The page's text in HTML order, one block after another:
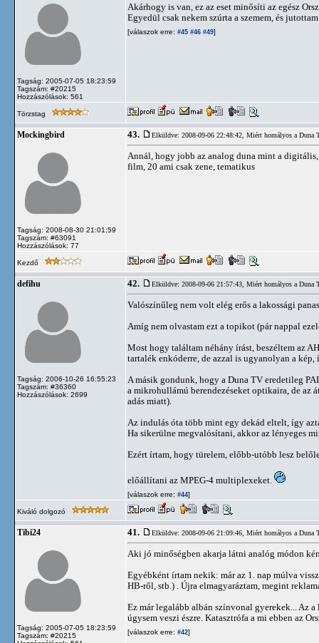
Tagság: 2005-07-05 18:23:59
Tagszám: #20215
Hozzászólások: 561
Akárhogy is van, ez az eset minősíti az egész
Egyedül csak nekem szúrta a szemem, és
[válaszok erre: #45 #46 #49]
Törzstag
Mockingbird
Tagság: 2008-08-30 21:01:59
Tagszám: #63091
Hozzászólások: 77
43. Elküldve: 2008-09-06 22:48:42, Miért homályos a Duna
Annál, hogy jobb az analog duna mint a
film, 20 ami csak zene, tematikus
Kezdő
defihu
Tagság: 2006-10-26 16:55:23
Tagszám: #36360
Hozzászólások: 2699
42. Elküldve: 2008-09-06 21:57:43, Miért homályos a Duna
Valószínűleg nem volt elég erős a lakossági
Amíg nem olvastam ezt a topikot (pár nappal
Most hogy találtam néhány írást, beszéltem az
tartalék enkóderre, de azzal is ugyanolyan a
A másik gondunk, hogy a Duna TV eredetileg
a mikrohullámú berendezéseket optikaira, de
adás miatt).
Az indulás óta több mint egy dekád eltelt, így
Ha sikerülne megvalósítani, akkor az lényeges
Ezért írtam, hogy türelem, előbb-utóbb lesz
előállítani az MPEG-4 multiplexeket.
[válaszok erre: #44]
Kiváló dolgozó
Tibi24
Tagság: 2005-07-05 18:23:59
Tagszám: #20215
41. Elküldve: 2008-09-06 21:09:46, Miért homályos a Duna
Aki jó minőségben akarja látni analóg módon
Egyébként írtam nekik: már az 1. nap múlva
HB-ről, stb.) . Újra elmagyaráztam, megint
Ez már legalább albán színvonal gyerekek... Az
úgysem veszi észre. Katasztrófa a mi ebben az
[válaszok erre: #42]